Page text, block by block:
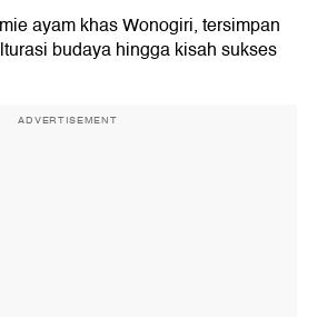
ayam khas Wonogiri, tersimpan
budaya hingga kisah sukses
ADVERTISEMENT